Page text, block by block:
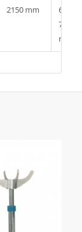
2150 mm
600 x
750
mm